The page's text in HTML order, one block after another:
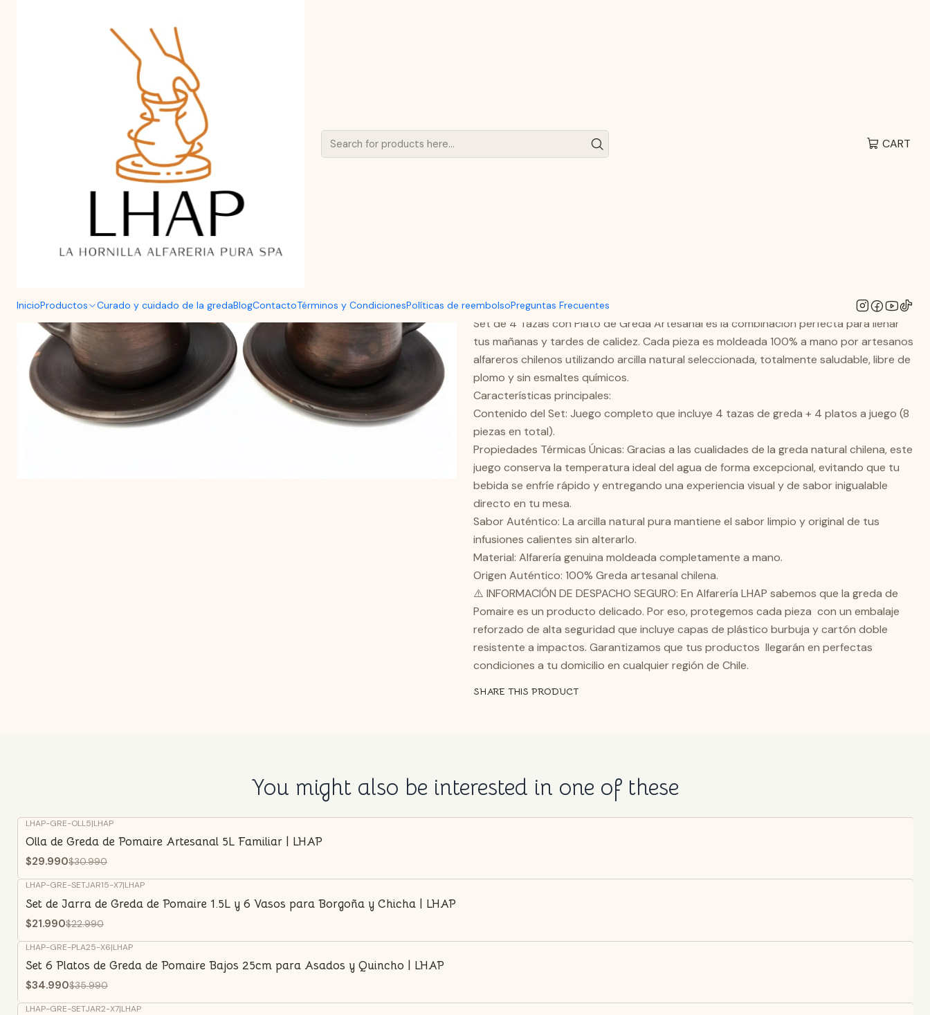
CART
InicioProductos Curado y cuidado de la gredaBlogContactoTérminos y CondicionesPolíticas de reembolsoPreguntas Frecuentes
Set de 4 Tazas con Plato de Greda de Pomaire Artesanal para Té y Café | LHAP
de Pomaire Artesanal para Té y
Café | LHAP
Disfruta de tus infusiones favoritas con el encanto rústico de nuestra tierra. Nuestro
Set de 4 Tazas con Plato de Greda Artesanal es la combinación perfecta para llenar
tus mañanas y tardes de calidez. Cada pieza es moldeada 100% a mano por artesanos
alfareros chilenos utilizando arcilla natural seleccionada, totalmente saludable, libre de
plomo y sin esmaltes químicos.
Características principales:
Contenido del Set: Juego completo que incluye 4 tazas de greda + 4 platos a juego (8
piezas en total).
Propiedades Térmicas Únicas: Gracias a las cualidades de la greda natural chilena, este
juego conserva la temperatura ideal del agua de forma excepcional, evitando que tu
bebida se enfríe rápido y entregando una experiencia visual y de sabor inigualable
directo en tu mesa.
Sabor Auténtico: La arcilla natural pura mantiene el sabor limpio y original de tus
infusiones calientes sin alterarlo.
Material: Alfarería genuina moldeada completamente a mano.
Origen Auténtico: 100% Greda artesanal chilena.
⚠️ INFORMACIÓN DE DESPACHO SEGURO: En Alfarería LHAP sabemos que la greda de
Pomaire es un producto delicado. Por eso, protegemos cada pieza con un embalaje
reforzado de alta seguridad que incluye capas de plástico burbuja y cartón doble
resistente a impactos. Garantizamos que tus productos llegarán en perfectas
condiciones a tu domicilio en cualquier región de Chile.
SHARE THIS PRODUCT
You might also be interested in one of these
-3% OFF
LHAP-GRE-OLL5|LHAP
Olla de Greda de Pomaire Artesanal 5L Familiar | LHAP
$29.990$30.990
-4% OFF
LHAP-GRE-SETJAR15-X7|LHAP
Set de Jarra de Greda de Pomaire 1.5L y 6 Vasos para Borgoña y Chicha | LHAP
$21.990$22.990
-3% OFF
LHAP-GRE-PLA25-X6|LHAP
Set 6 Platos de Greda de Pomaire Bajos 25cm para Asados y Quincho | LHAP
$34.990$35.990
LHAP-GRE-SETJAR2-X7|LHAP